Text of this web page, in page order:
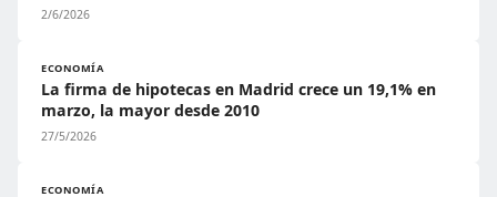
2/6/2026
ECONOMÍA
La firma de hipotecas en Madrid crece un 19,1% en
marzo, la mayor desde 2010
27/5/2026
ECONOMÍA